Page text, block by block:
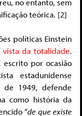
teórica. [2]
políticas Einstein
da totalidade.
escrito por ocasião
estadunidense
de 1949, defende
como história da
“de que existe